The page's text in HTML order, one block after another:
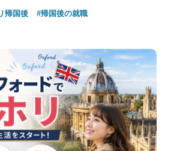
帰国後 #帰国後の就職